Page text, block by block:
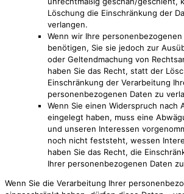
Löschung die Einschränkung der
verlangen.
Wenn wir Ihre
benötigen, Sie sie jedoch zur
oder Geltendmachung von
haben Sie das Recht, statt der
Einschränkung der Verarbeitung
personenbezogenen Daten zu
Wenn Sie einen Widerspruch nach
eingelegt haben, muss eine
und unseren Interessen
noch nicht feststeht, wessen
haben Sie das Recht, die
Ihrer personenbezogenen Daten
Wenn Sie die Verarbeitung Ihrer